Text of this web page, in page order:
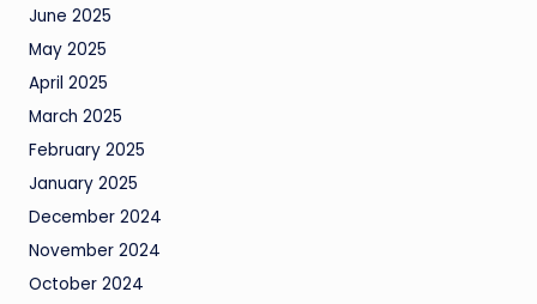
June 2025
May 2025
April 2025
March 2025
February 2025
January 2025
December 2024
November 2024
October 2024